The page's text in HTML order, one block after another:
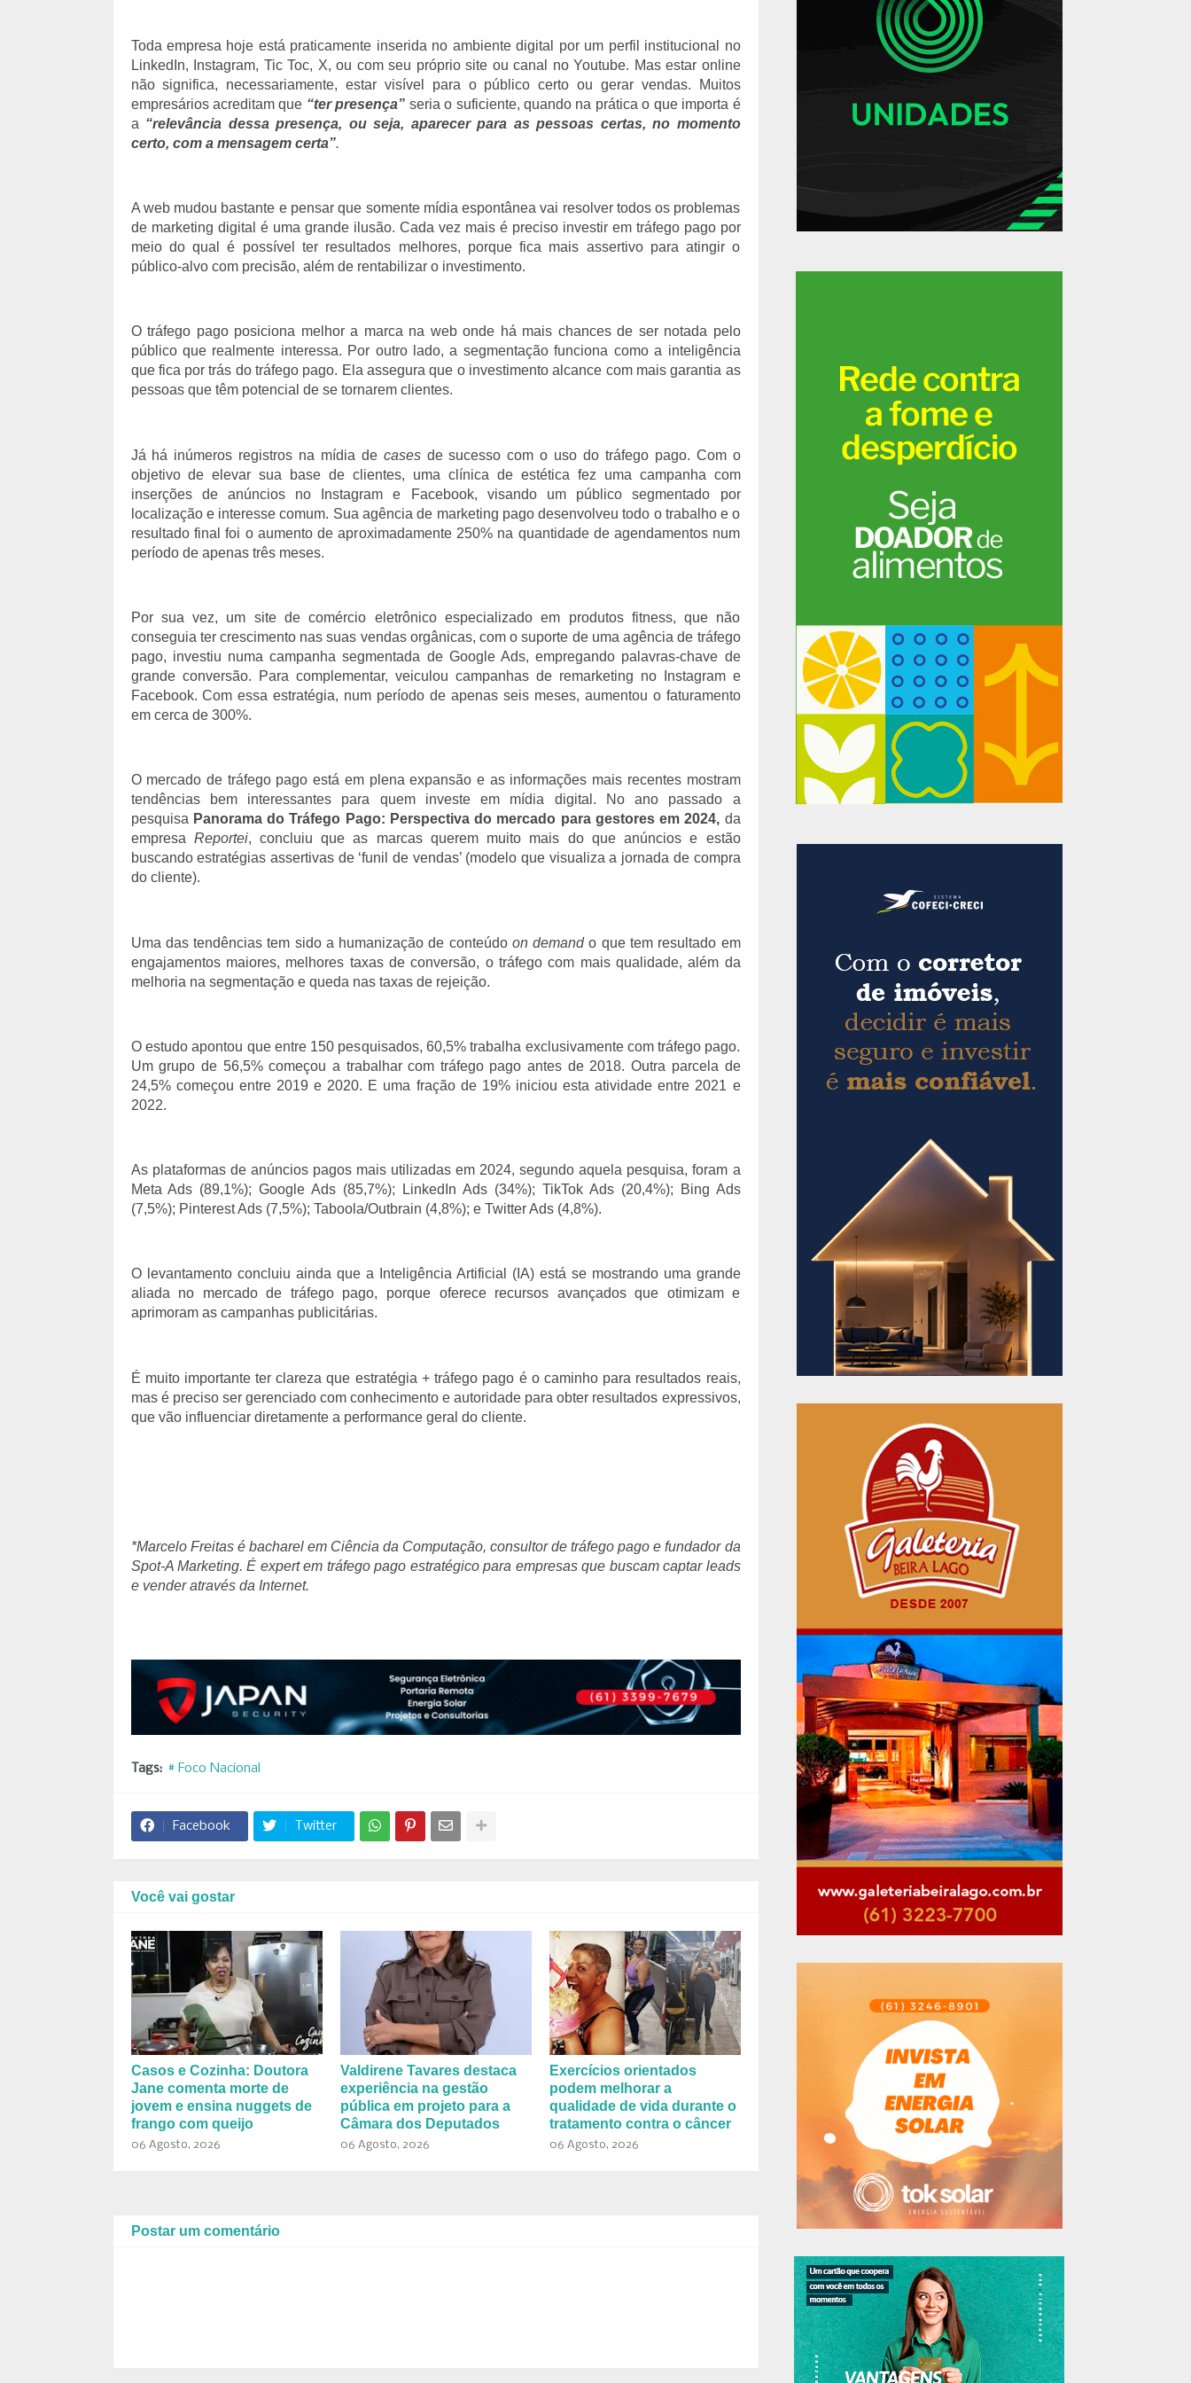
Toda empresa hoje está praticamente inserida no ambiente digital por um perfil institucional no
LinkedIn, Instagram, Tic Toc, X, ou com seu próprio site ou canal no Youtube. Mas estar online
não significa, necessariamente, estar visível para o público certo ou gerar vendas. Muitos
empresários acreditam que “ter presença” seria o suficiente, quando na prática o que importa é
a “relevância dessa presença, ou seja, aparecer para as pessoas certas, no momento
certo, com a mensagem certa”.
A web mudou bastante e pensar que somente mídia espontânea vai resolver todos os problemas
de marketing digital é uma grande ilusão. Cada vez mais é preciso investir em tráfego pago por
meio do qual é possível ter resultados melhores, porque fica mais assertivo para atingir o
público-alvo com precisão, além de rentabilizar o investimento.
O tráfego pago posiciona melhor a marca na web onde há mais chances de ser notada pelo
público que realmente interessa. Por outro lado, a segmentação funciona como a inteligência
que fica por trás do tráfego pago. Ela assegura que o investimento alcance com mais garantia as
pessoas que têm potencial de se tornarem clientes.
Já há inúmeros registros na mídia de casesde sucesso com o uso do tráfego pago. Com o
objetivo de elevar sua base de clientes, uma clínica de estética fez uma campanha com
inserções de anúncios no Instagram e Facebook, visando um público segmentado por
localização e interesse comum. Sua agência de marketing pago desenvolveu todo o trabalho e o
resultado final foi o aumento de aproximadamente 250% na quantidade de agendamentos num
período de apenas três meses.
Por sua vez, um site de comércio eletrônico especializado em produtos fitness, que não
conseguia ter crescimento nas suas vendas orgânicas, com o suporte de uma agência de tráfego
pago, investiu numa campanha segmentada de Google Ads, empregando palavras-chave de
grande conversão. Para complementar, veiculou campanhas de remarketing no Instagram e
Facebook. Com essa estratégia, num período de apenas seis meses, aumentou o faturamento
em cerca de 300%.
O mercado de tráfego pago está em plena expansão e as informações mais recentes mostram
tendências bem interessantes para quem investe em mídia digital. No ano passado a
pesquisa Panorama do Tráfego Pago: Perspectiva do mercado para gestores em 2024, da
empresa Reportei, concluiu que as marcas querem muito mais do que anúncios e estão
buscando estratégias assertivas de ‘funil de vendas’ (modelo que visualiza a jornada de compra
do cliente).
Uma das tendências tem sido a humanização de conteúdo on demando que tem resultado em
engajamentos maiores, melhores taxas de conversão, o tráfego com mais qualidade, além da
melhoria na segmentação e queda nas taxas de rejeição.
O estudo apontou que entre 150 pesquisados, 60,5% trabalha exclusivamente com tráfego pago.
Um grupo de 56,5% começou a trabalhar com tráfego pago antes de 2018. Outra parcela de
24,5% começou entre 2019 e 2020. E uma fração de 19% iniciou esta atividade entre 2021 e
2022.
As plataformas de anúncios pagos mais utilizadas em 2024, segundo aquela pesquisa, foram a
Meta Ads (89,1%); Google Ads (85,7%); LinkedIn Ads (34%); TikTok Ads (20,4%); Bing Ads
(7,5%); Pinterest Ads (7,5%); Taboola/Outbrain (4,8%); e Twitter Ads (4,8%).
O levantamento concluiu ainda que a Inteligência Artificial (IA) está se mostrando uma grande
aliada no mercado de tráfego pago, porque oferece recursos avançados que otimizam e
aprimoram as campanhas publicitárias.
É muito importante ter clareza que estratégia + tráfego pago é o caminho para resultados reais,
mas é preciso ser gerenciado com conhecimento e autoridade para obter resultados expressivos,
que vão influenciar diretamente a performance geral do cliente.
*Marcelo Freitas é bacharel em Ciência da Computação, consultor de tráfego pago e fundador da
Spot-A Marketing. É expert em tráfego pago estratégico para empresas que buscam captar leads
e vender através da Internet.
Tags: # Foco Nacional
Facebook Twitter
Você vai gostar
Casos e Cozinha: Doutora
Jane comenta morte de
jovem e ensina nuggets de
frango com queijo
06 Agosto, 2026
Valdirene Tavares destaca
experiência na gestão
pública em projeto para a
Câmara dos Deputados
06 Agosto, 2026
Exercícios orientados
podem melhorar a
qualidade de vida durante o
tratamento contra o câncer
06 Agosto, 2026
Postar um comentário